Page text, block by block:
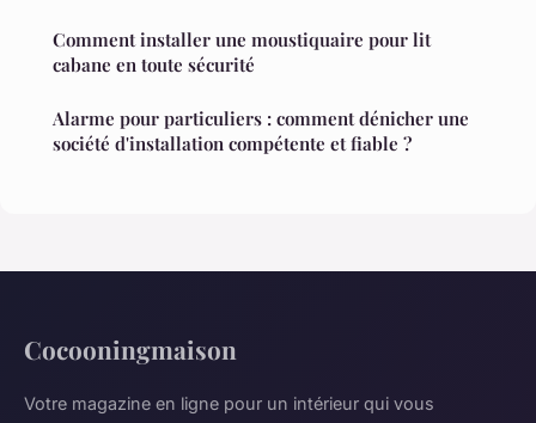
Comment installer une moustiquaire pour lit
cabane en toute sécurité
Alarme pour particuliers : comment dénicher une
société d'installation compétente et fiable ?
Cocooningmaison
Votre magazine en ligne pour un intérieur qui vous